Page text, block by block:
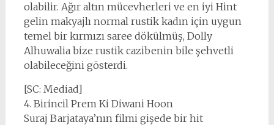
olabilir. Ağır altın mücevherleri ve en iyi Hint
gelin makyajlı normal rustik kadın için uygun
temel bir kırmızı saree dökülmüş, Dolly
Alhuwalia bize rustik cazibenin bile şehvetli
olabileceğini gösterdi.
[SC: Mediad]
4. Birincil Prem Ki Diwani Hoon
Suraj Barjataya’nın filmi gişede bir hit